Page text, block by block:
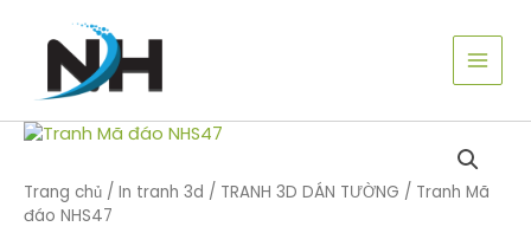
Trang chủ / In tranh 3d / TRANH 3D DÁN TƯỜNG / Tranh Mã
đáo NHS47